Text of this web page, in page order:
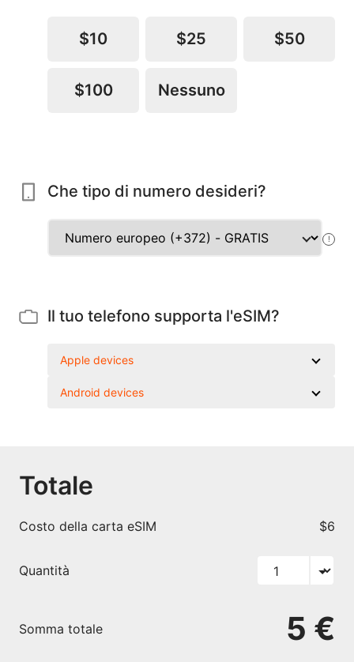
$10 $25 $50
$100 Nessuno
Che tipo di numero desideri?
!
Il tuo telefono supporta l'eSIM?
Apple devices
Android devices
Totale
Costo della carta eSIM $6
Quantità
Somma totale 5 €